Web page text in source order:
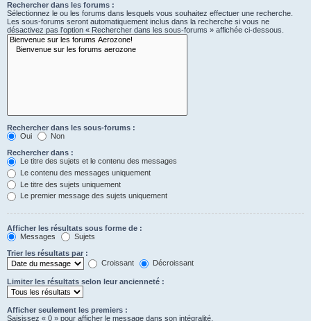
Rechercher dans les forums :
Sélectionnez le ou les forums dans lesquels vous souhaitez effectuer une recherche.
Les sous-forums seront automatiquement inclus dans la recherche si vous ne
désactivez pas l’option « Rechercher dans les sous-forums » affichée ci-dessous.
Rechercher dans les sous-forums :
Oui
Non
Rechercher dans :
Le titre des sujets et le contenu des messages
Le contenu des messages uniquement
Le titre des sujets uniquement
Le premier message des sujets uniquement
Afficher les résultats sous forme de :
Messages
Sujets
Trier les résultats par :
Croissant
Décroissant
Limiter les résultats selon leur ancienneté :
Afficher seulement les premiers :
Saisissez « 0 » pour afficher le message dans son intégralité.